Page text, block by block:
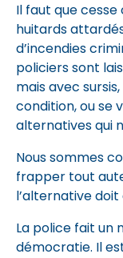
Il faut que
huitards
d’incendies
policiers sont
mais avec
condition, ou se
alternatives qui
Nous sommes
frapper tout
l’alternative
La police fait un
démocratie. Il